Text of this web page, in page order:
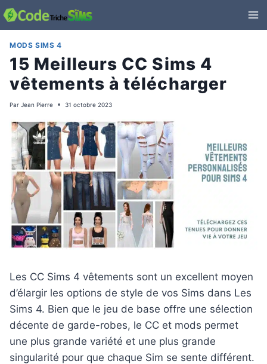
Aller
au
contenu
MODS SIMS 4
15 Meilleurs CC Sims 4
vêtements à télécharger
Par Jean Pierre 31 octobre 2023
Les CC Sims 4 vêtements sont un excellent moyen
d’élargir les options de style de vos Sims dans Les
Sims 4. Bien que le jeu de base offre une sélection
décente de garde-robes, le CC et mods permet
une plus grande variété et une plus grande
singularité pour que chaque Sim se sente différent.